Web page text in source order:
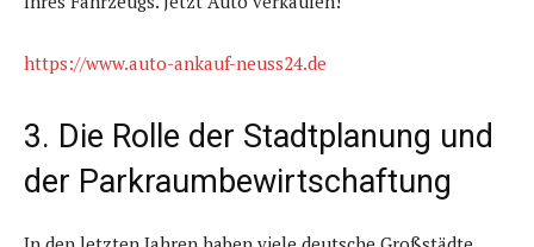
https://www.auto-ankauf-neuss24.de
3. Die Rolle der Stadtplanung und
der Parkraumbewirtschaftung